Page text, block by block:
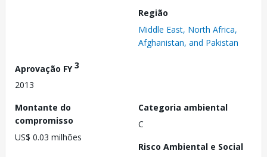
Região
Middle East, North Africa,
Afghanistan, and Pakistan
Aprovação FY3
2013
Montante do
compromisso
US$ 0.03 milhões
Categoria ambiental
C
Risco Ambiental e Social